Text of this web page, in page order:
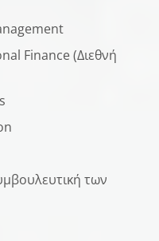
Finance (Διεθνή
των